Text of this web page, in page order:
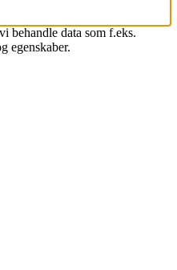
behandle data som f.eks.
egenskaber.